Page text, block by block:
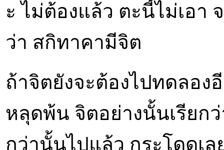
ะ ไม่ต้องแล้ว ตะนี้ไม่เอ
ว่า สกิทาคามีจิต
ถ้าจิตยังจะต้องไปทดลอง
หลุดพ้น จิตอย่างนั้นเรียก
กว่านั้นไปแล้ว กระโดดเ